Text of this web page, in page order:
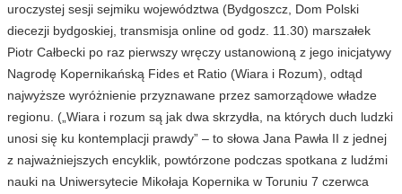
uroczystej sesji sejmiku województwa (Bydgoszcz, Dom Polski
diecezji bydgoskiej, transmisja online od godz. 11.30) marszałek
Piotr Całbecki po raz pierwszy wręczy ustanowioną z jego inicjatywy
Nagrodę Kopernikańską Fides et Ratio (Wiara i Rozum), odtąd
najwyższe wyróżnienie przyznawane przez samorządowe władze
regionu. („Wiara i rozum są jak dwa skrzydła, na których duch ludzki
unosi się ku kontemplacji prawdy” – to słowa Jana Pawła II z jednej
z najważniejszych encyklik, powtórzone podczas spotkana z ludźmi
nauki na Uniwersytecie Mikołaja Kopernika w Toruniu 7 czerwca